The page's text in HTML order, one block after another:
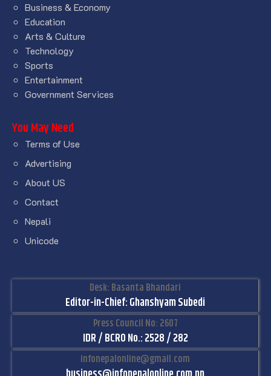
Business & Economy
Education
Arts & Culture
Technology
Sports
Entertainment
Government Services
You May Need
Terms of Use
Advertising
About US
Contact
Nepali
Unicode
Desk: Basanta Bhandari
Editor-in-Chief: Ghanshyam Subedi
Press Council No: 2607
IDR / BCRO No.: 2528 / 282
infonepalonline@gmail.com